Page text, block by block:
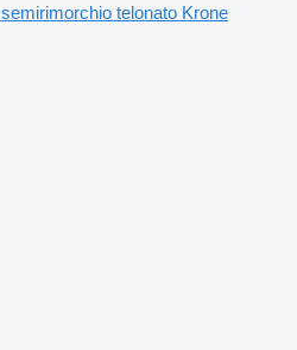
semirimorchio telonato Krone